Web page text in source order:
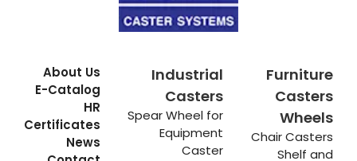
Furniture
Casters
Wheels
Chair Casters
Shelf and
Industrial
Casters
Spear Wheel for
Equipment
Caster
About Us
E-Catalog
HR
Certificates
News